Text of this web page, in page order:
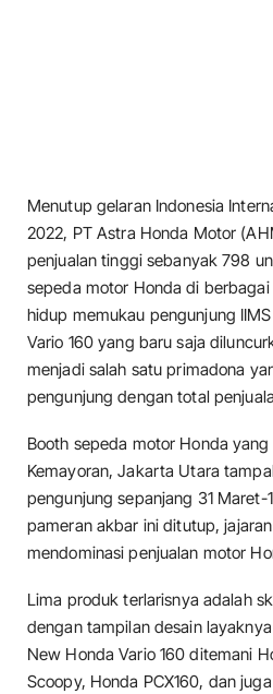
Menutup gelaran Indonesia
2022, PT Astra Honda Motor
penjualan tinggi sebanyak 798
sepeda motor Honda di
hidup memukau pengunjung
Vario 160 yang baru saja
menjadi salah satu primadona
pengunjung dengan total
Booth sepeda motor Honda
Kemayoran, Jakarta Utara
pengunjung sepanjang 31 Maret-
pameran akbar ini ditutup,
mendominasi penjualan motor
Lima produk terlarisnya adalah
dengan tampilan desain
New Honda Vario 160 ditemani
Scoopy, Honda PCX160, dan